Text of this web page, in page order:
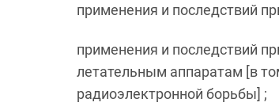
применения и последствий
применения и последствий
летательным аппаратам [в
радиоэлектронной борьбы] ;